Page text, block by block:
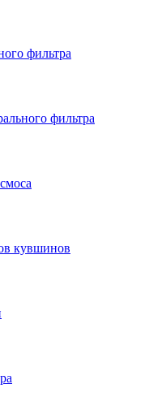
фильтра
фильтра
кувшинов